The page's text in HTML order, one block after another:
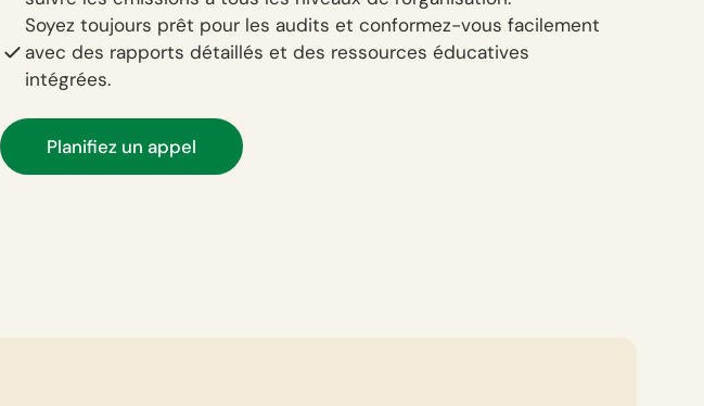
Soyez toujours prêt pour les audits et conformez-vous facilement
avec des rapports détaillés et des ressources éducatives
intégrées.
Planifiez un appel